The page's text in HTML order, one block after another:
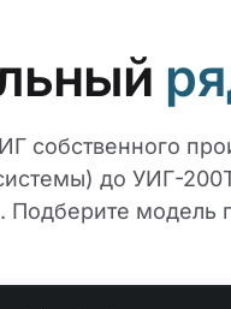
собственного
до УИГ-
Подберите модель